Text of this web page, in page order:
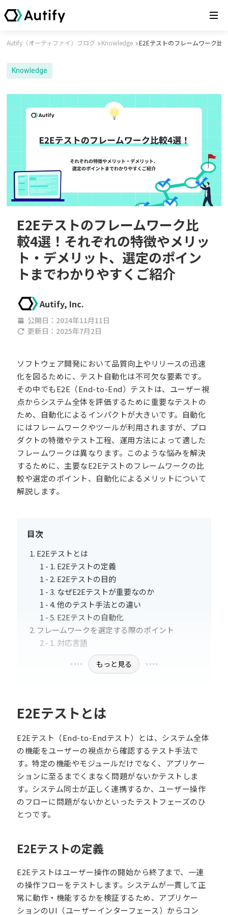
Autify（オーティファイ）ブログ Knowledge E2Eテストのフレームワーク比
Knowledge
E2Eテストのフレームワーク比
較4選！それぞれの特徴やメリッ
ト・デメリット、選定のポイン
トまでわかりやすくご紹介
Autify, Inc.
公開日： 2024年11月11日
更新日： 2025年7月2日
ソフトウェア開発において品質向上やリリースの迅速
化を図るために、テスト自動化は不可欠な要素です。
その中でもE2E（End-to-End）テストは、ユーザー視
点からシステム全体を評価するために重要なテストの
ため、自動化によるインパクトが大きいです。自動化
にはフレームワークやツールが利用されますが、プロ
ダクトの特徴やテスト工程、運用方法によって適した
フレームワークは異なります。このような悩みを解決
するために、主要なE2Eテストのフレームワークの比
較や選定のポイント、自動化によるメリットについて
解説します。
目次
E2Eテストとは
E2Eテストの定義
E2Eテストの目的
なぜE2Eテストが重要なのか
他のテスト手法との違い
E2Eテストの自動化
フレームワークを選定する際のポイント
対応言語
もっと見る
E2Eテストとは
E2Eテスト（End-to-Endテスト）とは、システム全体
の機能をユーザーの視点から確認するテスト手法で
す。特定の機能やモジュールだけでなく、アプリケー
ションに至るまでくまなく問題がないかテストしま
す。システム同士が正しく連携するか、ユーザー操作
のフローに問題がないかといったテストフェーズのひ
とつです。
E2Eテストの定義
E2Eテストはユーザー操作の開始から終了まで、一連
の操作フローをテストします。システムが一貫して正
常に動作・機能するかを検証するため、アプリケー
ションのUI（ユーザーインターフェース）からコン